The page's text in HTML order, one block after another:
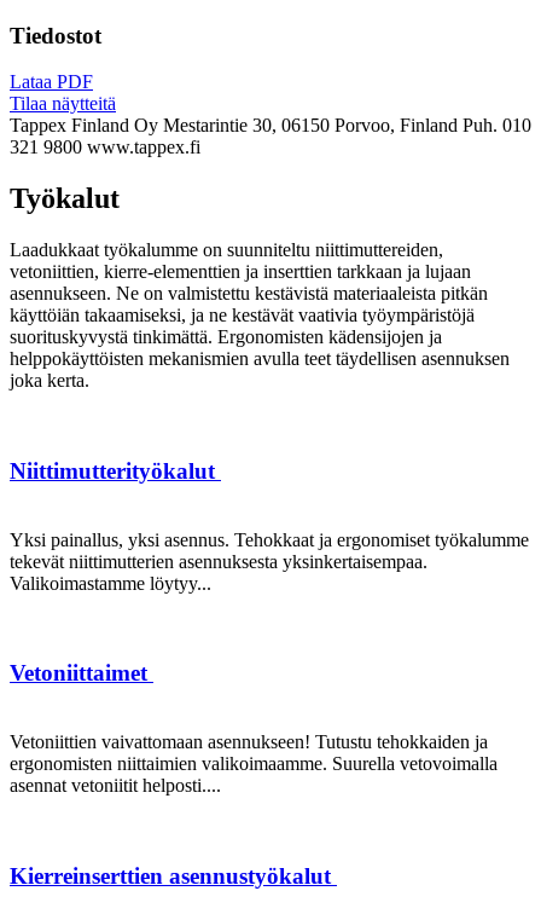
Tiedostot
Lataa PDF
Tilaa näytteitä
Tappex Finland Oy Mestarintie 30, 06150 Porvoo, Finland Puh. 010
321 9800 www.tappex.fi
Työkalut
Laadukkaat työkalumme on suunniteltu niittimuttereiden,
vetoniittien, kierre-elementtien ja inserttien tarkkaan ja lujaan
asennukseen. Ne on valmistettu kestävistä materiaaleista pitkän
käyttöiän takaamiseksi, ja ne kestävät vaativia työympäristöjä
suorituskyvystä tinkimättä. Ergonomisten kädensijojen ja
helppokäyttöisten mekanismien avulla teet täydellisen asennuksen
joka kerta.
Niittimutterityökalut
Yksi painallus, yksi asennus. Tehokkaat ja ergonomiset työkalumme
tekevät niittimutterien asennuksesta yksinkertaisempaa.
Valikoimastamme löytyy...
Vetoniittaimet
Vetoniittien vaivattomaan asennukseen! Tutustu tehokkaiden ja
ergonomisten niittaimien valikoimaamme. Suurella vetovoimalla
asennat vetoniitit helposti....
Kierreinserttien asennustyökalut